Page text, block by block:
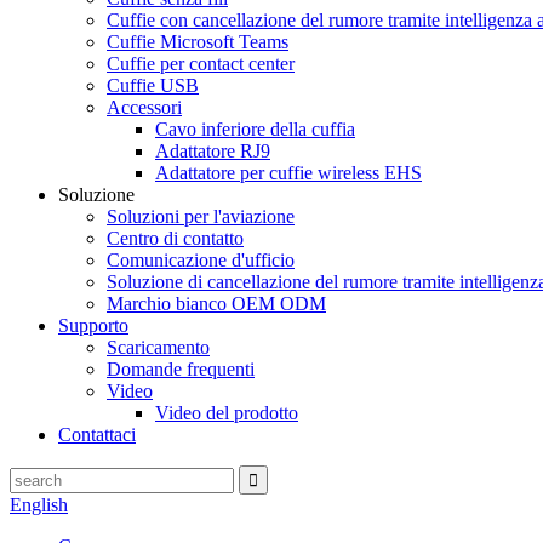
Cuffie con cancellazione del rumore tramite intelligenza
Cuffie Microsoft Teams
Cuffie per contact center
Cuffie USB
Accessori
Cavo inferiore della cuffia
Adattatore RJ9
Adattatore per cuffie wireless EHS
Soluzione
Soluzioni per l'aviazione
Centro di contatto
Comunicazione d'ufficio
Soluzione di cancellazione del rumore tramite
Marchio bianco OEM ODM
Supporto
Scaricamento
Domande frequenti
Video
Video del prodotto
Contattaci
English